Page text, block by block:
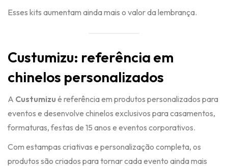
Esses kits aumentam ainda mais o valor da lembrança.
Custumizu: referência em
chinelos personalizados
A Custumizu é referência em produtos personalizados para
eventos e desenvolve chinelos exclusivos para casamentos,
formaturas, festas de 15 anos e eventos corporativos.
Com estampas criativas e personalização completa, os
produtos são criados para tornar cada evento ainda mais